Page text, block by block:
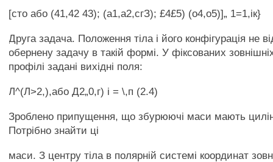
[сто або (41,42 43); (а1,а2,сгЗ); £4£5) (о4,о5)]„ 1=1,ік}
Друга задача. Положення тіла і його конфігурація не
обернену задачу в такій формі. У фіксованих
профілі задані вихідні поля:
Л^(Л>2,),або Д2„0,г) і = \,п (2.4)
Зроблено припущення, що збурюючі маси мають
Потрібно знайти ці
маси. З центру тіла в полярній системі координат